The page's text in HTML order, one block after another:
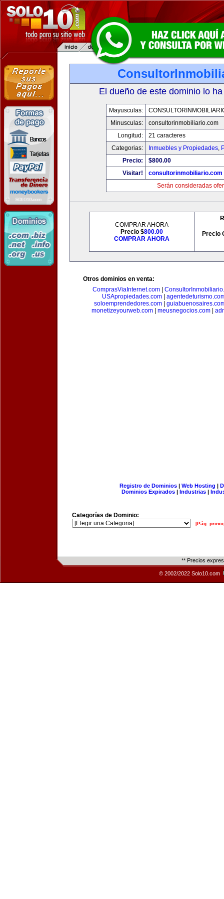
El dueño de este dominio lo
Mayusculas:
Minusculas:
consultorinmobiliario.com
Longitud:
21 caracteres
Categorias:
Inmuebles y Propiedades,
Precio:
$800.00
Visitar!
consultorinmobiliario.com
Serán consideradas
COMPRAR AHORA
Precio $800.00
COMPRAR AHORA
Precio
Otros dominios en venta:
ComprasViaInternet.com
USApropiedades.com|
soloemprendedores.com|
monetizeyourweb.com| meusnegocios.com|
Registro de Dominios| Web Hosting |
Dominios Expirados | Industrias |
Categorías de Dominio:
[Pág.
** Precios
© 2002/2022 Solo10.com